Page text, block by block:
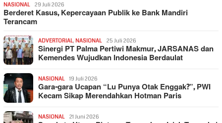
NASIONAL 29 Juli 2026
Berderet Kasus, Kepercayaan Publik ke Bank Mandiri
Terancam
ADVERTORIAL, NASIONAL 25 Juli 2026
Sinergi PT Palma Pertiwi Makmur, JARSANAS dan
Kemendes Wujudkan Indonesia Berdaulat
NASIONAL 19 Juli 2026
Gara-gara Ucapan “Lu Punya Otak Enggak?”, PWI
Kecam Sikap Merendahkan Hotman Paris
NASIONAL 21 Juni 2026